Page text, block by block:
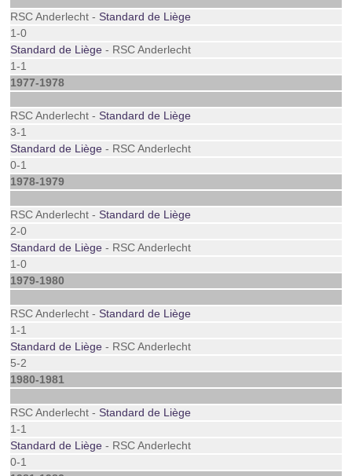
RSC Anderlecht -Standard de Liège
1-0
Standard de Liège - RSC Anderlecht
1-1
1977-1978
RSC Anderlecht -Standard de Liège
3-1
Standard de Liège - RSC Anderlecht
0-1
1978-1979
RSC Anderlecht -Standard de Liège
2-0
Standard de Liège - RSC Anderlecht
1-0
1979-1980
RSC Anderlecht -Standard de Liège
1-1
Standard de Liège - RSC Anderlecht
5-2
1980-1981
RSC Anderlecht -Standard de Liège
1-1
Standard de Liège - RSC Anderlecht
0-1